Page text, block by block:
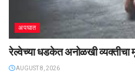
अपघात
रेल्वेच्या धडकेत अनोळखी व्यक्तीचा
AUGUST 8, 2026